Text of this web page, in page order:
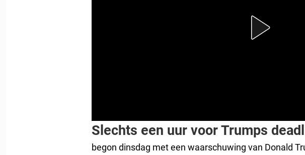
Slechts een uur voor Trumps
begon dinsdag met een waarschuwing van Donald